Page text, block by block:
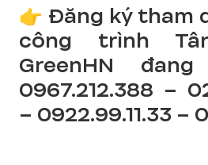
👉 Đăng ký tham
công trình
GreenHN
0967.212.388 –
– 0922.99.11.33 –